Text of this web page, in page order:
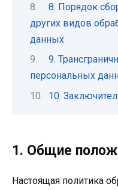
8. Порядок
других видов
данных
9.
персональных
10.
1. Общие
Настоящая политика